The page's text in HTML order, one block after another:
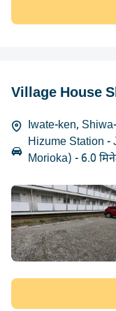
Village House
Iwate-ken,
Hizume Station -
Morioka) - 6.0